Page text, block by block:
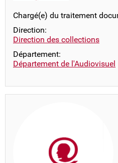
Chargé(e) du traitement
Direction:
Direction des collections
Département:
Département de l'Audiovisuel